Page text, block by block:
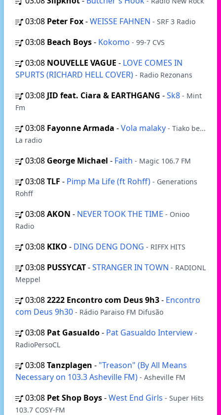
03:08 Peter Fox-WEISSE FAHNEN - SRF 3 Radio
03:08 Beach Boys- Kokomo - 99-7 CVS
03:08 NOUVELLE VAGUE - LOVE COMES IN
SPURTS (RICHARD HELL COVER) - Radio Rezonans
03:08 JID feat. Ciara & EARTHGANG -Sk8 - Mint
Fm
03:08 Fayonne Armada -Vola malaky - Tiako be...
La radio
03:08 George Michael - Faith - Magic 106.7 FM
03:08TLF - Pimp Ma Life (ft Rohff) - Generations
Rohff
03:08AKON - NEVER TOOK THE TIME - Onioo
Radio
03:08 KIKO - DING DENG DONG - RIFFX HITS
03:08 PUSSYCAT-STRANGER IN TOWN - RADIONL
Meppel
03:082222 Encontro com Deus 9h3- Encontro
com Deus 9h30 - Rádio Paraiso FM Difusão
03:08 Pat Gasualdo- Pat Gasualdo Interview -
RadioPersoCL
03:08Tanzplagen - "Treason" (By All Means
Necessary on 103.3 Asheville FM) - Asheville FM
03:08 Pet Shop Boys-West End Girls - Super Hits
103.7 COSY-FM